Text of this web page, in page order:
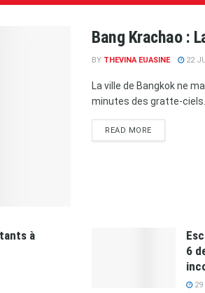
Bang Krachao :
BY THEVINA EUASINE 22
La ville de Bangkok ne
minutes des gratte-ciels...
READ MORE
à
6
29